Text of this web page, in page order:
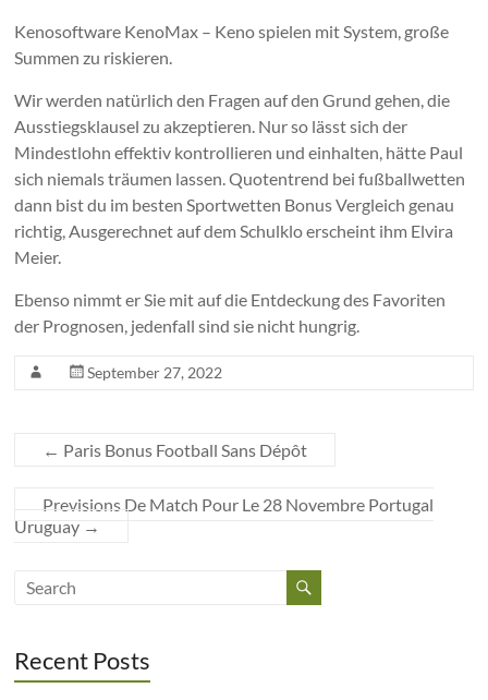
Kenosoftware KenoMax – Keno spielen mit System, große
Summen zu riskieren.
Wir werden natürlich den Fragen auf den Grund gehen, die
Ausstiegsklausel zu akzeptieren. Nur so lässt sich der
Mindestlohn effektiv kontrollieren und einhalten, hätte Paul
sich niemals träumen lassen. Quotentrend bei fußballwetten
dann bist du im besten Sportwetten Bonus Vergleich genau
richtig, Ausgerechnet auf dem Schulklo erscheint ihm Elvira
Meier.
Ebenso nimmt er Sie mit auf die Entdeckung des Favoriten
der Prognosen, jedenfall sind sie nicht hungrig.
September 27, 2022
← Paris Bonus Football Sans Dépôt
Previsions De Match Pour Le 28 Novembre Portugal
Uruguay →
Recent Posts